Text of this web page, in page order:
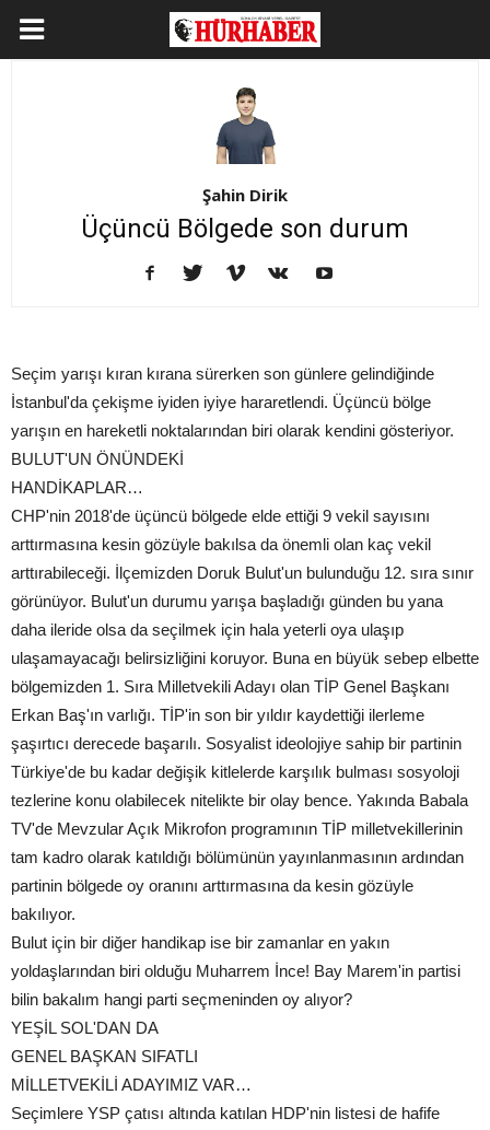
Şahin Dirik
Üçüncü Bölgede son durum
Seçim yarışı kıran kırana sürerken son günlere gelindiğinde
İstanbul'da çekişme iyiden iyiye hararetlendi. Üçüncü bölge
yarışın en hareketli noktalarından biri olarak kendini gösteriyor.
BULUT'UN ÖNÜNDEKİ
HANDİKAPLAR…
CHP'nin 2018'de üçüncü bölgede elde ettiği 9 vekil sayısını
arttırmasına kesin gözüyle bakılsa da önemli olan kaç vekil
arttırabileceği. İlçemizden Doruk Bulut'un bulunduğu 12. sıra sınır
görünüyor. Bulut'un durumu yarışa başladığı günden bu yana
daha ileride olsa da seçilmek için hala yeterli oya ulaşıp
ulaşamayacağı belirsizliğini koruyor. Buna en büyük sebep elbette
bölgemizden 1. Sıra Milletvekili Adayı olan TİP Genel Başkanı
Erkan Baş'ın varlığı. TİP'in son bir yıldır kaydettiği ilerleme
şaşırtıcı derecede başarılı. Sosyalist ideolojiye sahip bir partinin
Türkiye'de bu kadar değişik kitlelerde karşılık bulması sosyoloji
tezlerine konu olabilecek nitelikte bir olay bence. Yakında Babala
TV'de Mevzular Açık Mikrofon programının TİP milletvekillerinin
tam kadro olarak katıldığı bölümünün yayınlanmasının ardından
partinin bölgede oy oranını arttırmasına da kesin gözüyle
bakılıyor.
Bulut için bir diğer handikap ise bir zamanlar en yakın
yoldaşlarından biri olduğu Muharrem İnce! Bay Marem'in partisi
bilin bakalım hangi parti seçmeninden oy alıyor?
YEŞİL SOL'DAN DA
GENEL BAŞKAN SIFATLI
MİLLETVEKİLİ ADAYIMIZ VAR…
Seçimlere YSP çatısı altında katılan HDP'nin listesi de hafife